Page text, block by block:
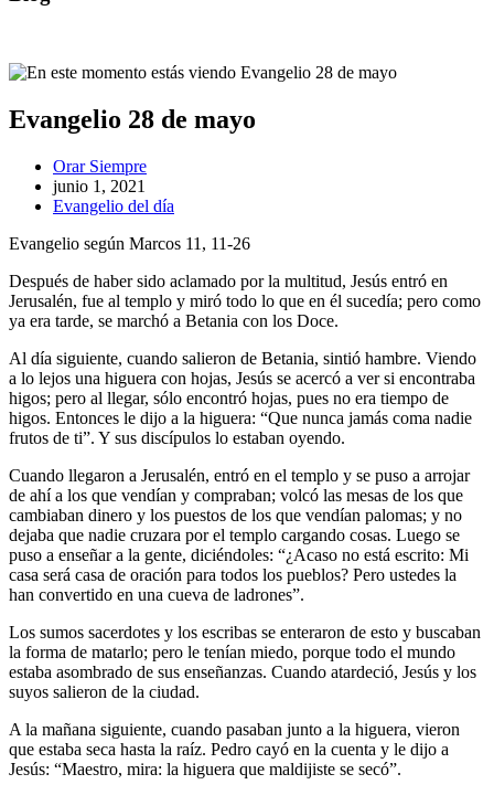
Evangelio 28 de mayo
Autor
de
la
Orar Siempre
Publicación
de
entrada:
junio 1, 2021
Categoría
la
Evangelio del día
Evangelio según Marcos 11, 11-26
Después de haber sido aclamado por la multitud, Jesús entró en
Jerusalén, fue al templo y miró todo lo que en él sucedía; pero como
ya era tarde, se marchó a Betania con los Doce.
Al día siguiente, cuando salieron de Betania, sintió hambre. Viendo
a lo lejos una higuera con hojas, Jesús se acercó a ver si encontraba
higos; pero al llegar, sólo encontró hojas, pues no era tiempo de
higos. Entonces le dijo a la higuera: “Que nunca jamás coma nadie
frutos de ti”. Y sus discípulos lo estaban oyendo.
Cuando llegaron a Jerusalén, entró en el templo y se puso a arrojar
de ahí a los que vendían y compraban; volcó las mesas de los que
cambiaban dinero y los puestos de los que vendían palomas; y no
dejaba que nadie cruzara por el templo cargando cosas. Luego se
puso a enseñar a la gente, diciéndoles: “¿Acaso no está escrito: Mi
casa será casa de oración para todos los pueblos? Pero ustedes la
han convertido en una cueva de ladrones”.
Los sumos sacerdotes y los escribas se enteraron de esto y buscaban
la forma de matarlo; pero le tenían miedo, porque todo el mundo
estaba asombrado de sus enseñanzas. Cuando atardeció, Jesús y los
suyos salieron de la ciudad.
A la mañana siguiente, cuando pasaban junto a la higuera, vieron
que estaba seca hasta la raíz. Pedro cayó en la cuenta y le dijo a
Jesús: “Maestro, mira: la higuera que maldijiste se secó”.